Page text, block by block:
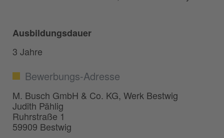
Ausbildungsdauer
3 Jahre
Bewerbungs-Adresse
M. Busch GmbH & Co. KG, Werk Bestwig
Judith Pählig
Ruhrstraße 1
59909 Bestwig